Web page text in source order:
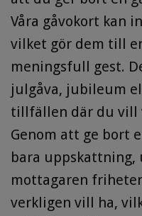
Våra gåvokort kan
vilket gör dem till
meningsfull gest.
julgåva, jubileum
tillfällen där du vill
Genom att ge bort
bara uppskattning,
mottagaren
verkligen vill ha,